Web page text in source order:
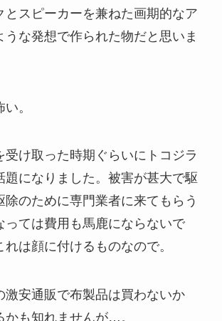
とスピーカーを兼ねた画期的なア
うな発想で作られた物だと思いま
。
受け取った時期ぐらいにトコジラ
題になりました。被害が甚大で駆
除のために専門業者に来てもらう
っては費用も馬鹿にならないで
は顔に付けるものなので。
激安通販で布製品は買わないか
かも知れませんが…。